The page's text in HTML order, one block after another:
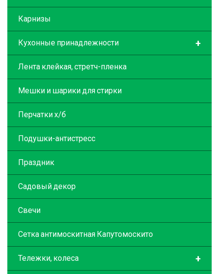
Карнизы
+
Кухонные принадлежности
Лента клейкая, стретч-пленка
Мешки и шарики для стирки
Перчатки х/б
Подушки-антистресс
Праздник
Садовый декор
Свечи
Сетка антимоскитная Капутомоскито
+
Тележки, колеса